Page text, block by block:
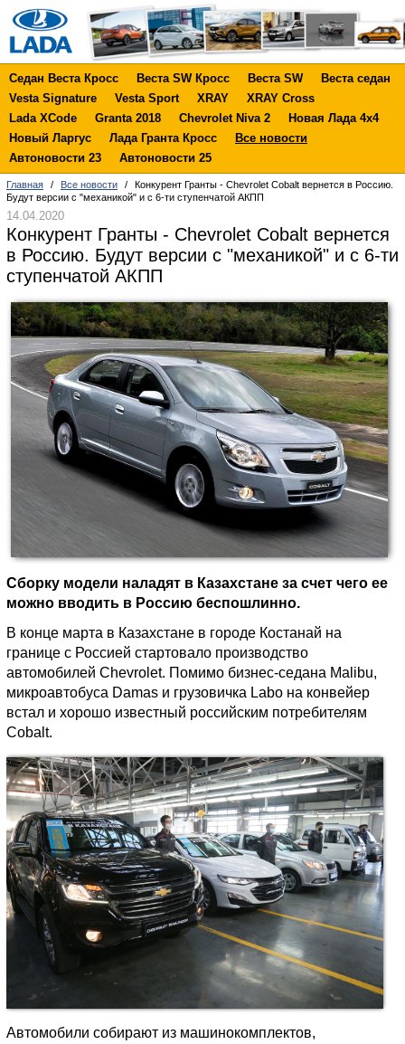
Седан Веста Кросс Веста SW Кросс Веста SW
Веста седан
Vesta Signature
Vesta Sport XRAY
XRAY Cross
Lada XCode
Granta 2018 Chevrolet Niva 2
Новая Лада 4х4
Новый Ларгус
Лада Гранта Кросс
Все новости
Автоновости 23
Автоновости 25
Главная / Все новости /
Конкурент Гранты - Chevrolet Cobalt вернется в Россию.
Будут версии с "механикой" и с 6-ти ступенчатой АКПП
14.04.2020
Конкурент Гранты - Chevrolet Cobalt вернется
в Россию. Будут версии с "механикой" и с 6-ти
ступенчатой АКПП
Сборку модели наладят в Казахстане за счет чего ее
можно вводить в Россию беспошлинно.
В конце марта в Казахстане в городе Костанай на
границе с Россией стартовало производство
автомобилей Chevrolet. Помимо бизнес-седана Malibu,
микроавтобуса Damas и грузовичка Labo на конвейер
встал и хорошо известный российским потребителям
Cobalt.
Автомобили собирают из машинокомплектов,